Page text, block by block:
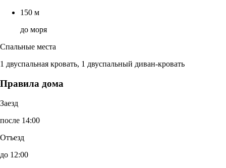
150 м
до моря
Спальные места
1 двуспальная кровать, 1 двуспальный диван-кровать
Правила дома
Заезд
после 14:00
Отъезд
до 12:00